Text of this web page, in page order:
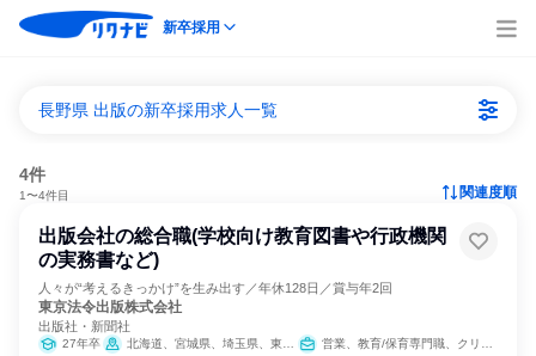
新卒採用
長野県 出版の新卒採用求人一覧
4件
1〜4件目 関連度順
出版会社の総合職(学校向け教育図書や行政機関
の実務書など)
人々が“考えるきっかけ”を生み出す／年休128日／賞与年2回
東京法令出版株式会社
出版社・新聞社
27年卒 北海道、宮城県、埼玉県、東京都、長野県、愛知県、大阪府、広島県、福岡県 営業、教育/保育専門職、クリエイティブ/デザイン職、商品企画、出版/メディア/芸能/エンタメ専門職、マーケティング・広告・宣伝